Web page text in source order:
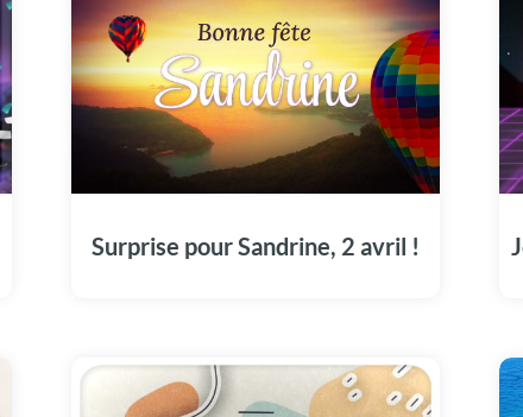
Surprise pour Sandrine, 2 avril !
Illuminez la journée de Sandrine avec notre